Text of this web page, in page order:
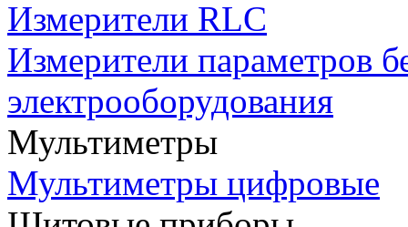
Измерители RLC
Измерители параметров
электрооборудования
Мультиметры
Мультиметры цифровые